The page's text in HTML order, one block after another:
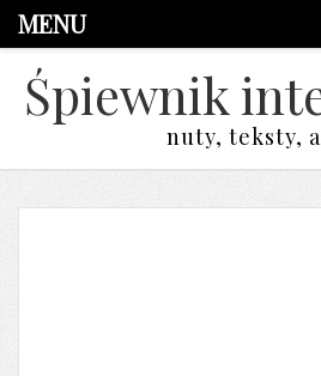
MENU
Śpiewnik
nuty, teksty,